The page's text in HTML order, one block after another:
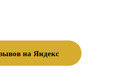
на Яндекс